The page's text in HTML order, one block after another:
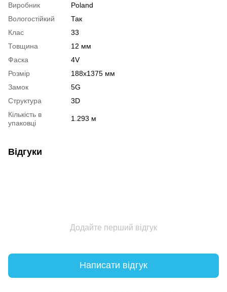
Виробник
Poland
Вологостійкий
Так
Клас
33
Товщина
12 мм
Фаска
4V
Розмір
188х1375 мм
Замок
5G
Структура
3D
Кількість в
упаковці
1.293 м
Відгуки
Додайте перший відгук
Написати відгук